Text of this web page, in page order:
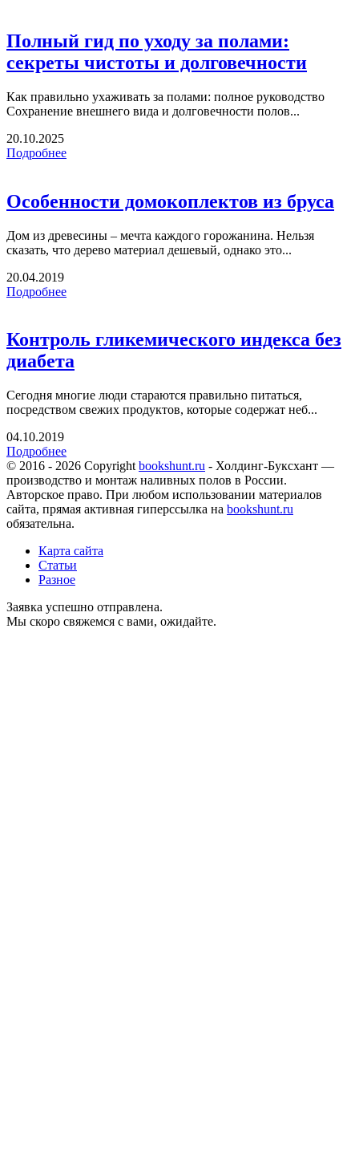
Полный гид по уходу за полами:
секреты чистоты и долговечности
Как правильно ухаживать за полами: полное руководство
Сохранение внешнего вида и долговечности полов...
20.10.2025
Подробнее
Особенности домокоплектов из бруса
Дом из древесины – мечта каждого горожанина. Нельзя
сказать, что дерево материал дешевый, однако это...
20.04.2019
Подробнее
Контроль гликемического индекса без
диабета
Сегодня многие люди стараются правильно питаться,
посредством свежих продуктов, которые содержат неб...
04.10.2019
Подробнее
© 2016 - 2026 Copyright bookshunt.ru - Холдинг-Буксхант —
производство и монтаж наливных полов в России.
Авторское право. При любом использовании материалов
сайта, прямая активная гиперссылка на bookshunt.ru
обязательна.
Карта сайта
Статьи
Разное
Заявка успешно отправлена.
Мы скоро свяжемся с вами, ожидайте.